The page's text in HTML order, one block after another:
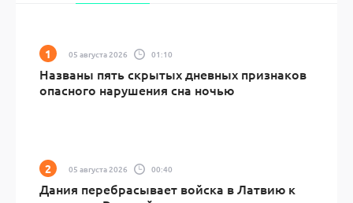
05 августа 2026 01:10
Названы пять скрытых дневных признаков
опасного нарушения сна ночью
05 августа 2026 00:40
Дания перебрасывает войска в Латвию к